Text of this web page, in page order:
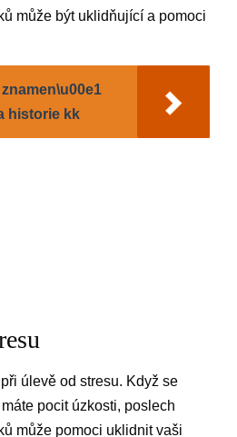
může být uklidňující a pomoci
historie kk
úlevě od stresu. Když se
pocit úzkosti, poslech
může pomoci uklidnit vaši